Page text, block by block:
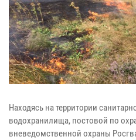
Находясь на территории
водохранилища, постовой по
вневедомственной охраны